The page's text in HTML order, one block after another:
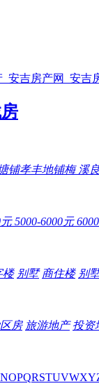
安吉房产网_安吉
铺孝丰地铺梅 溪
元5000-6000元
楼 别墅 商住楼 别
房 旅游地产 投资
NOPQRSTUVWXY